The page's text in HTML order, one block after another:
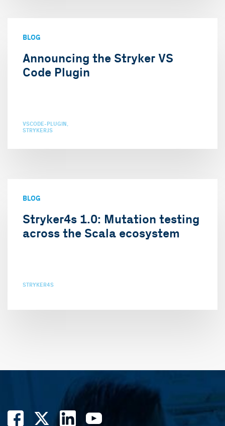
BLOG
Announcing the Stryker VS
Code Plugin
VSCODE-PLUGIN
STRYKERJS
BLOG
Stryker4s 1.0: Mutation testing
across the Scala ecosystem
STRYKER4S